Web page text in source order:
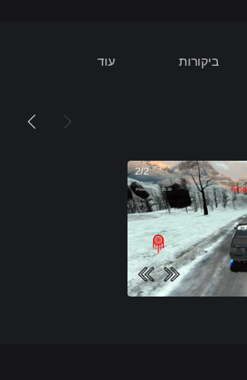
ביקורות עוד